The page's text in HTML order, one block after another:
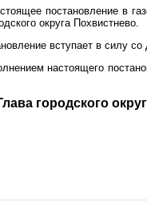
постановление в
округа Похвистнево.
вступает в силу со
настоящего